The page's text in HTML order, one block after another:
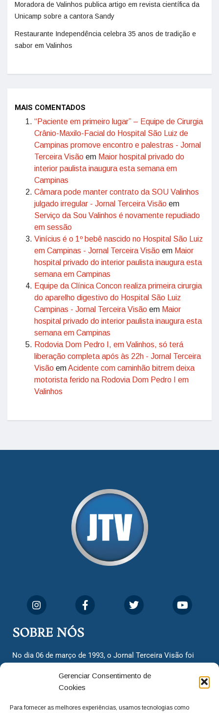
Gerenciar Consentimento de
Cookies
Para fornecer as melhores experiências, usamos tecnologias como
Moradora de Valinhos publica artigo em revista científica da
Unicamp sobre a cantora Sandy
Restaurante Independência celebra 35 anos de tradição e
sabor em Valinhos
MAIS COMENTADOS
“Paciente em primeiro lugar” – Equipe de Cirurgia
Crânio-Maxilo-Facial do Hospital São Luiz de
Campinas promove encontro e palestras - Jornal
Terceira Visão em Maior hospital privado do
interior paulista inaugura esta semana em
Campinas
Câmara pode manter contrato da SOU Valinhos
julgado irregular - Jornal Terceira Visão em
Serviço da Sou Valinhos é novamente repudiado
em sessão
Vinícius é o 1º bebê nascido no Hospital São Luiz
em Campinas - Jornal Terceira Visão em Maior
hospital privado do interior paulista inaugura esta
semana em Campinas
Equipe da Clínica Concon realiza primeira cirurgia
do aparelho digestivo do Hospital São Luiz
Campinas - Jornal Terceira Visão em Maior
hospital privado do interior paulista inaugura esta
semana em Campinas
Rodovia Dom Pedro I, em Valinhos, só terá
liberação completa após às 22h - Jornal Terceira
Visão emAcidente com caminhão bitrem deixa
motorista ferido na Rodovia Dom Pedro I em
Valinhos
SOBRE NÓS
No dia 06 de março de 1993, o Jornal Terceira Visão foi
cidadãos valinhenses, já que naquela época só existiam
dois jornais. Há mais de 30 anos, o jornal continua